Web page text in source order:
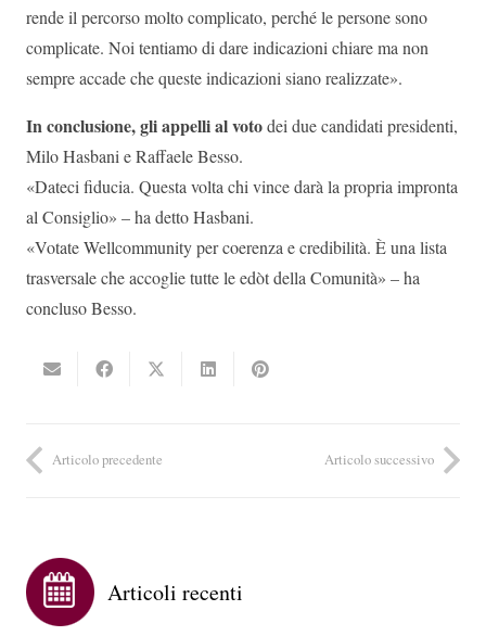
rende il percorso molto complicato, perché le persone sono
complicate. Noi tentiamo di dare indicazioni chiare ma non
sempre accade che queste indicazioni siano realizzate».
In conclusione, gli appelli al votodei due candidati presidenti,
Milo Hasbani e Raffaele Besso.
«Dateci fiducia. Questa volta chi vince darà la propria impronta
al Consiglio» – ha detto Hasbani.
«Votate Wellcommunity per coerenza e credibilità. È una lista
trasversale che accoglie tutte le edòt della Comunità» – ha
concluso Besso.
Articolo precedente Articolo successivo
Articoli recenti